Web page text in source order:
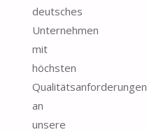
deutsches
Unternehmen
mit
höchsten
Qualitätsanforderungen
an
unsere